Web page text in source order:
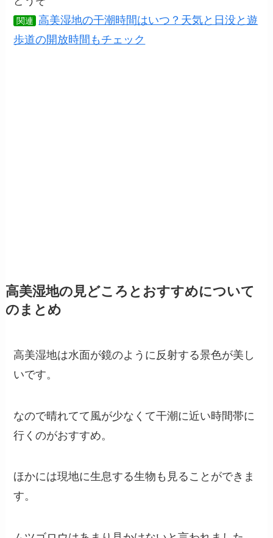
関連
高美湿地の干潮時間はいつ？天気と日没と遊
歩道の開放時間もチェック
高美湿地の見どころとおすすめについて
のまとめ
高美湿地は水面が鏡のように反射する景色が美し
いです。
なので晴れてて風が少なくて干潮に近い時間帯に
行くのがおすすめ。
ほかには現地に生息する生物も見ることができま
す。